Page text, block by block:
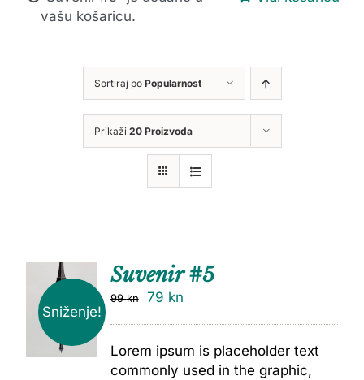
vašu košaricu.
Sortiraj po Popularnost
Prikaži 20 Proizvoda
Sniženje!
Suvenir #5
99kn 79 kn
Lorem ipsum is placeholder text
commonly used in the graphic,